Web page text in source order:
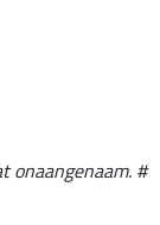
onaangenaam. #